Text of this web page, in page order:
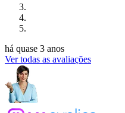
há quase 3 anos
Ver todas as avaliações